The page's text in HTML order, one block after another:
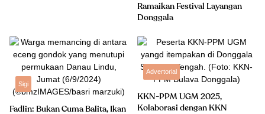
Ramaikan Festival Layangan
Donggala
Sigi
Fadlin: Bukan Cuma Balita, Ikan
Advertorial
KKN-PPM UGM 2025,
Kolaborasi dengan KKN